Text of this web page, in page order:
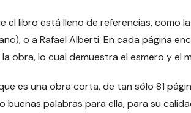
el libro está lleno de referencias, como
o a Rafael Alberti. En cada página
obra, lo cual demuestra el esmero y el
es una obra corta, de tan sólo 81
buenas palabras para ella, para su